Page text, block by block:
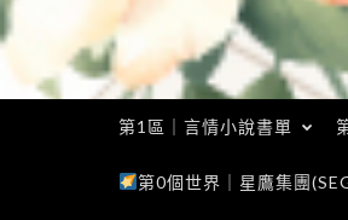
第1區｜言情小說書單
第0個世界｜星鷹集團